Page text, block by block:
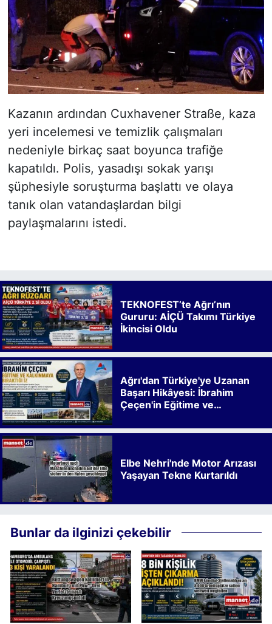
Kazanın ardından Cuxhavener Straße, kaza
yeri incelemesi ve temizlik çalışmaları
nedeniyle birkaç saat boyunca trafiğe
kapatıldı. Polis, yasadışı sokak yarışı
şüphesiyle soruşturma başlattı ve olaya
tanık olan vatandaşlardan bilgi
paylaşmalarını istedi.
TEKNOFEST’te Ağrı’nın
Gururu: AİÇÜ Takımı Türkiye
İkincisi Oldu
Ağrı'dan Türkiye'ye Uzanan
Başarı Hikâyesi: İbrahim
Çeçen'in Eğitime ve
Elbe Nehri'nde Motor Arızası
Yaşayan Tekne Kurtarıldı
Bunlar da ilginizi çekebilir